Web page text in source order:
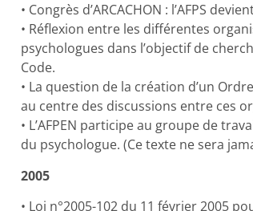
• Congrès d’ARCACHON : l’AFPS
• Réflexion entre les différentes
psychologues dans l’objectif de
Code.
• La question de la création d’un
au centre des discussions entre ces
• L’AFPEN participe au groupe de
du psychologue. (Ce texte ne sera
2005
• Loi n°2005-102 du 11 février 2005